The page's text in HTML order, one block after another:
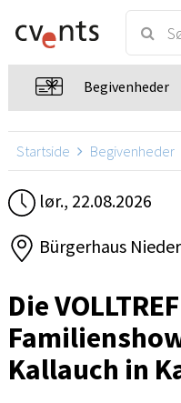
Begivenheder
Startside Begivenheder
lør., 22.08.2026
Bürgerhaus
Die
Kallauch in